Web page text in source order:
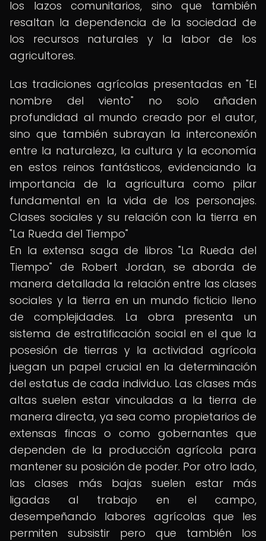
los lazos comunitarios, sino que también
resaltan la dependencia de la sociedad de
los recursos naturales y la labor de los
agricultores.
Las tradiciones agrícolas presentadas en "El
nombre del viento" no solo añaden
profundidad al mundo creado por el autor,
sino que también subrayan la interconexión
entre la naturaleza, la cultura y la economía
en estos reinos fantásticos, evidenciando la
importancia de la agricultura como pilar
fundamental en la vida de los personajes.
Clases sociales y su relación con la tierra en
"La Rueda del Tiempo"
En la extensa saga de libros "La Rueda del
Tiempo" de Robert Jordan, se aborda de
manera detallada la relación entre las clases
sociales y la tierra en un mundo ficticio lleno
de complejidades. La obra presenta un
sistema de estratificación social en el que la
posesión de tierras y la actividad agrícola
juegan un papel crucial en la determinación
del estatus de cada individuo. Las clases más
altas suelen estar vinculadas a la tierra de
manera directa, ya sea como propietarios de
extensas fincas o como gobernantes que
dependen de la producción agrícola para
mantener su posición de poder. Por otro lado,
las clases más bajas suelen estar más
ligadas al trabajo en el campo,
desempeñando labores agrícolas que les
permiten subsistir pero que también los